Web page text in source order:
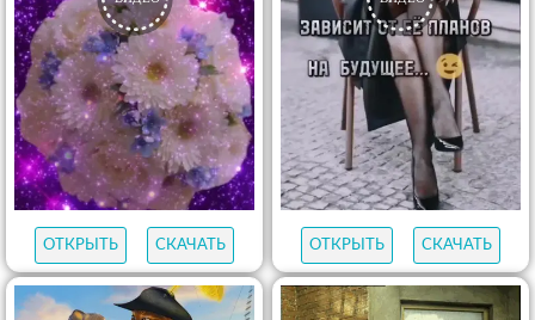
ОТКРЫТЬ СКАЧАТЬ ОТКРЫТЬ СКАЧАТЬ